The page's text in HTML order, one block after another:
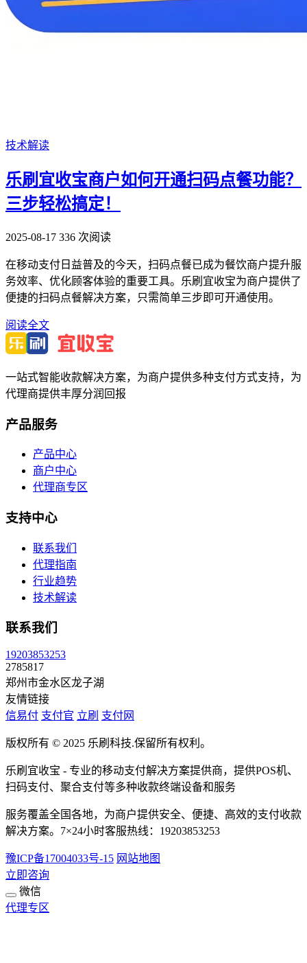
技术解读
乐刷宜收宝商户如何开通扫码点餐功能？
三步轻松搞定！
2025-08-17 336 次阅读
在移动支付日益普及的今天，扫码点餐已成为餐饮商户提升服
务效率、优化顾客体验的重要工具。乐刷宜收宝为商户提供了
便捷的扫码点餐解决方案，只需简单三步即可开通使用。
阅读全文
一站式智能收款解决方案，为商户提供多种支付方式支持，为
代理商提供丰厚分润回报
产品服务
产品中心
商户中心
代理商专区
支持中心
联系我们
代理指南
行业趋势
技术解读
联系我们
19203853253
2785817
郑州市金水区龙子湖
友情链接
信易付 支付官 立刷 支付网
版权所有 © 2025 乐刷科技.保留所有权利。
乐刷宜收宝 - 专业的移动支付解决方案提供商，提供POS机、
扫码支付、聚合支付等多种收款终端设备和服务
服务覆盖全国各地，为商户提供安全、便捷、高效的支付收款
解决方案。7×24小时客服热线：19203853253
豫ICP备17004033号-15 网站地图
立即咨询
微信
代理专区